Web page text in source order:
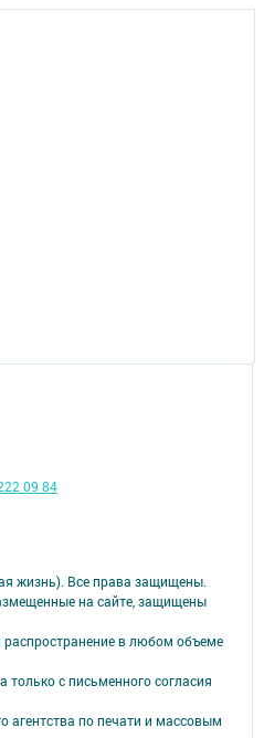
жизнь). Все права защищены.
на сайте, защищены
распространение в любом объеме
с письменного согласия
агентства по печати и массовым
09 84